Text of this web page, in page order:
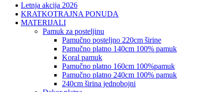
Letnja akcija 2026
KRATKOTRAJNA PONUDA
MATERIJALI
pamuk za posteljinu
pamučno posteljno 220cm širine
pamučno platno 140cm 100% pamuk
koral pamuk
pamučno platno 160cm 100%pamuk
pamučno platno 240cm 100% pamuk
240cm širina jednobojni